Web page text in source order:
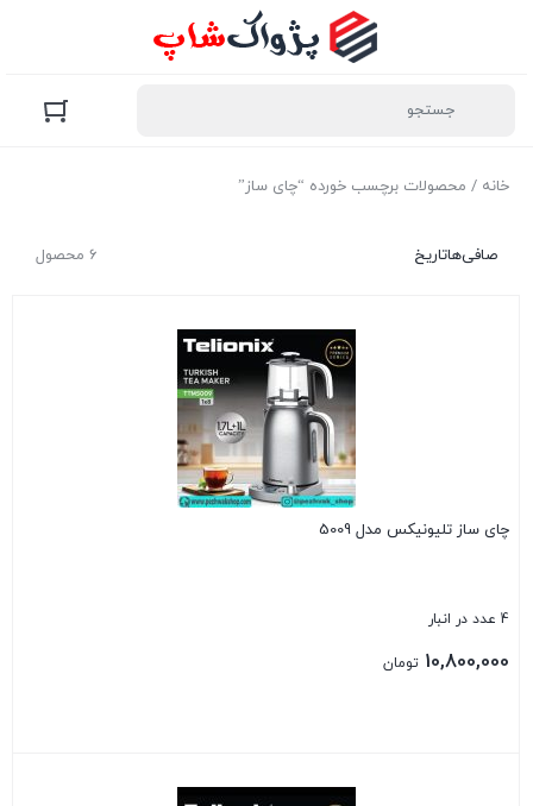
خانه / محصولات برچسب خورده “چای ساز”
6 محصول صافی‌هاتاریخ
چای ساز تلیونیکس مدل 5009
4 عدد در انبار
10,800,000 تومان